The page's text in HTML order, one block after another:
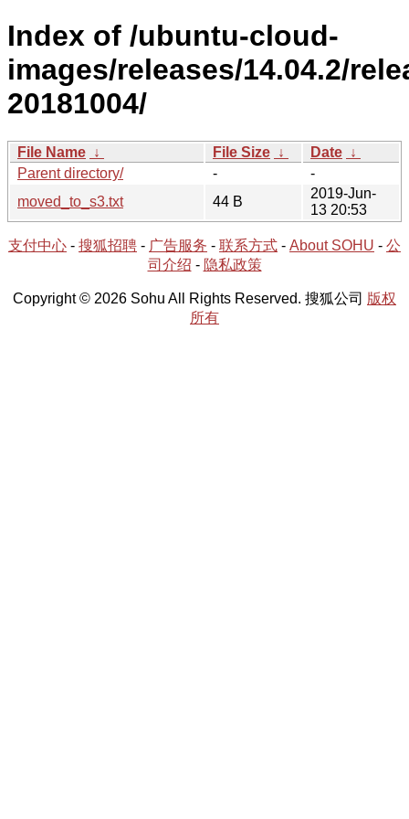
Index of /ubuntu-cloud-
images/releases/14.04.2/
20181004/
File Name ↓ File Size ↓ Date ↓
Parent directory/
-
-
moved_to_s3.txt
44 B
2019-Jun-
13 20:53
支付中心 - 搜狐招聘 - 广告服务 - 联系方式 - About SOHU - 公
司介绍 - 隐私政策
Copyright © 2026 Sohu All Rights Reserved. 搜狐公司 版权
所有